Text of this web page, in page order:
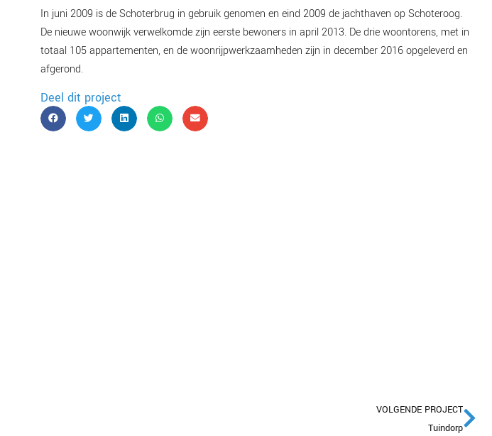
In juni 2009 is de Schoterbrug in gebruik genomen en eind 2009 de jachthaven op Schoteroog.
De nieuwe woonwijk verwelkomde zijn eerste bewoners in april 2013. De drie woontorens, met in
totaal 105 appartementen, en de woonrijpwerkzaamheden zijn in december 2016 opgeleverd en
afgerond.
Deel dit project
VOLGENDE PROJECT
Tuindorp